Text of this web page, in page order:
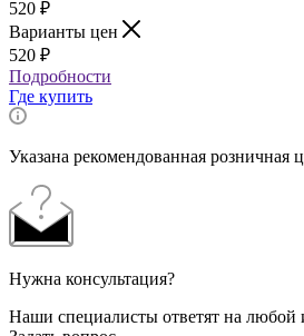
520 ₽
Варианты цен
520 ₽
Подробности
Где купить
Указана рекомендованная розничная
Нужна консультация?
Наши специалисты ответят на